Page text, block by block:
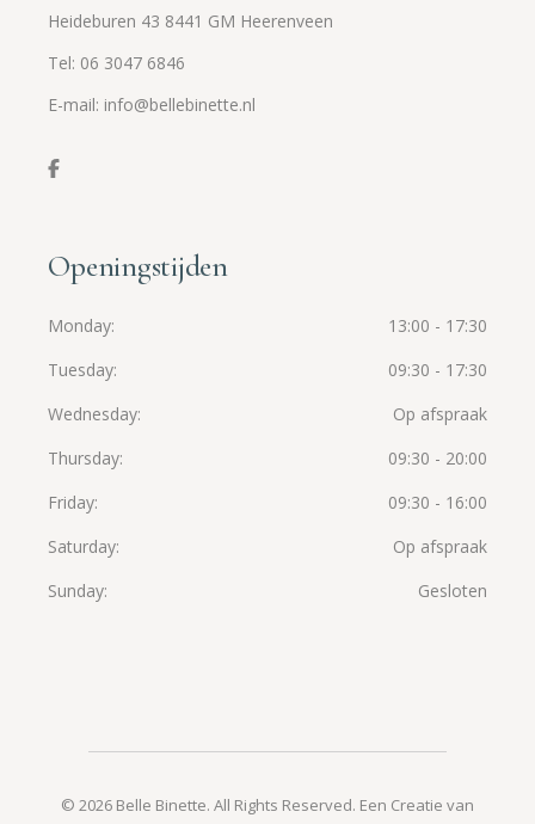
Heideburen 43 8441 GM Heerenveen
Tel: 06 3047 6846
E-mail: info@bellebinette.nl
Openingstijden
Monday
13:00 - 17:30
Tuesday
09:30 - 17:30
Wednesday
Op afspraak
Thursday
09:30 - 20:00
Friday
09:30 - 16:00
Saturday
Op afspraak
Sunday
Gesloten
© 2026 Belle Binette. All Rights Reserved. Een Creatie van